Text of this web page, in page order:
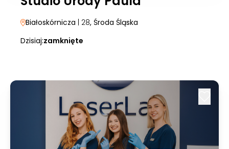
Białoskórnicza | 28, Środa Śląska
Dzisiaj:zamknięte